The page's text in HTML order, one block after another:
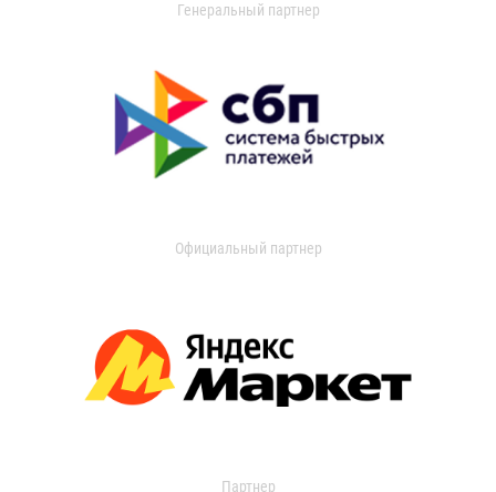
Генеральный партнер
Официальный партнер
Партнер